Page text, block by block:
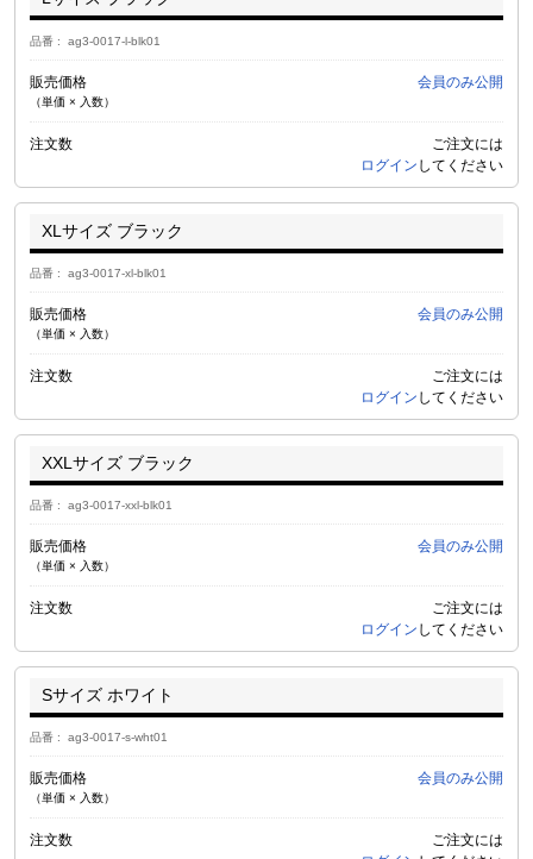
品番 ag3-0017-l-blk01
販売価格
（単価 × 入数）
会員のみ公開
注文数
ご注文には
ログイン してください
XLサイズ ブラック
品番 ag3-0017-xl-blk01
販売価格
（単価 × 入数）
会員のみ公開
注文数
ご注文には
ログイン してください
XXLサイズ ブラック
品番 ag3-0017-xxl-blk01
販売価格
（単価 × 入数）
会員のみ公開
注文数
ご注文には
ログイン してください
Sサイズ ホワイト
品番 ag3-0017-s-wht01
販売価格
（単価 × 入数）
会員のみ公開
注文数
ご注文には